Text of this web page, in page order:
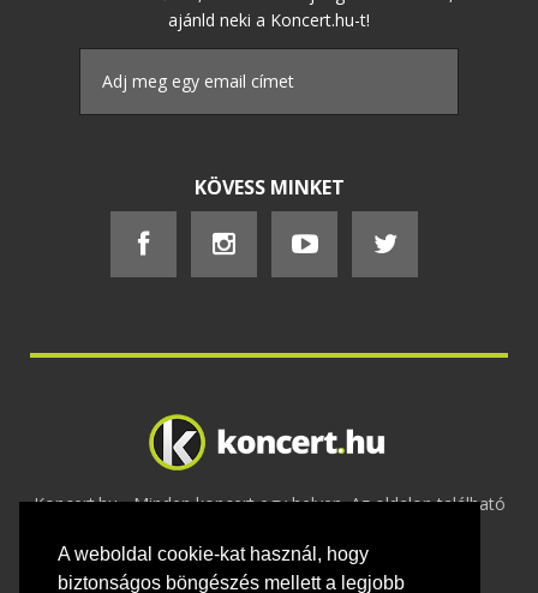
A weboldal cookie-kat használ, hogy
biztonságos böngészés mellett a legjobb
ajánld neki a Koncert.hu-t!
KÖVESS MINKET
Koncert.hu - Minden koncert egy helyen. Az oldalon található
2020 Adatvédelem-ÁSZF-Felhasználási
feltételek-Webmaster- Kapcsolat és üzenet küldés